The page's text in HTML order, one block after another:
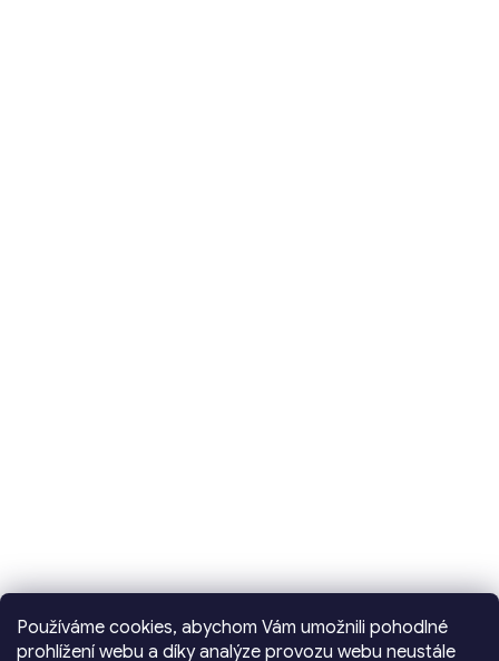
Používáme cookies, abychom Vám umožnili pohodlné
prohlížení webu a díky analýze provozu webu neustále